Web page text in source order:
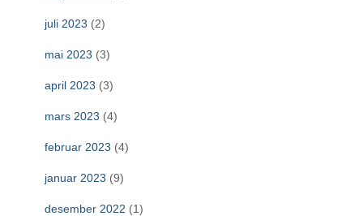
juli 2023 (2)
mai 2023 (3)
april 2023 (3)
mars 2023 (4)
februar 2023 (4)
januar 2023 (9)
desember 2022 (1)